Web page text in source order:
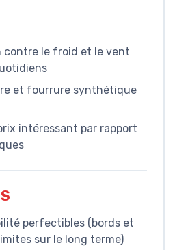
contre le froid et le vent
et fourrure synthétique
intéressant par rapport
perfectibles (bords et
sur le long terme)